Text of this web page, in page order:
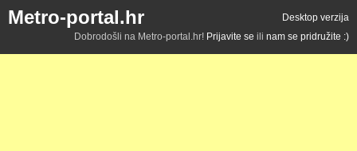
Metro-portal.hr
Desktop verzija
Dobrodošli na Metro-portal.hr! Prijavite se ili nam se pridružite :)